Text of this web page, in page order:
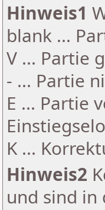
Hinweis1
blank ...
V ... Partie
- ... Partie
E ... Partie
K ...
Hinweis2
und sind in